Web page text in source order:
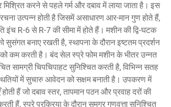
करने से पहले गर्म और दबाव में लाया जाता है। इस
उत्पन्न होती है जिसमें असाधारण आर-मान गुण होते हैं,
इंच R-6 से R-7 की सीमा में होते हैं। मशीन की द्वि-घटक
सुसंगत बनाए रखती है, स्थापना के दौरान इष्टतम प्रदर्शन
कम करती है। बंद सेल स्प्रे फोम मशीन के भीतर उन्नत
सामग्री चिपचिपाहट सुनिश्चित करती है, विभिन्न सतह
में सुचारु आवेदन को सक्षम बनाती है। उपकरण में
होती हैं जो दबाव स्तर, तापमान पठन और प्रवाह दरों की
हैं, स्प्रे प्रक्रिया के दौरान समग्र गुणवत्ता सुनिश्चित